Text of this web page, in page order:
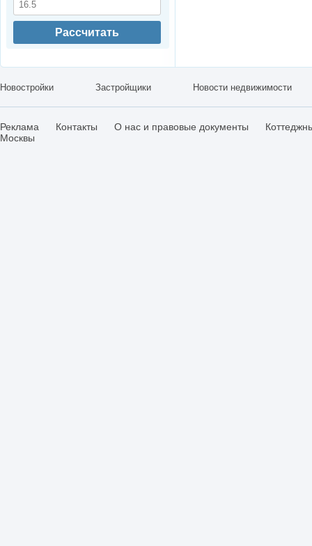
Рассчитать
Новостройки Застройщики Новости недвижимости
Реклама Контакты О нас и правовые документы
Москвы